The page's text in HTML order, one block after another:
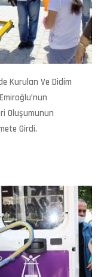
Kurulan Ve Didim
Oluşumunun
Girdi.